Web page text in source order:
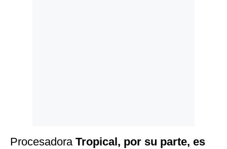
Procesadora Tropical, por su parte, es